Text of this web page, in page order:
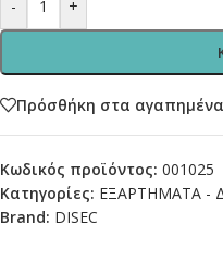
- +
Πρόσθήκη στα αγαπημένα
Κωδικός προϊόντος: 001025
Κατηγορίες: ΕΞΑΡΤΗΜΑΤΑ -
Brand: DISEC